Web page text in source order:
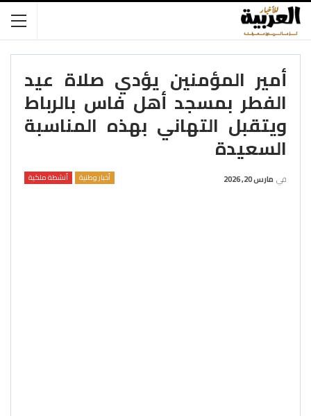
أمير المؤمنين يؤدي صلاة عيد
الفطر بمسجد أهل فاس بالرباط
ويتقبل التهاني بهذه المناسبة
السعيدة
أخبار وطنية أنشطة ملكية في مارس 20, 2026